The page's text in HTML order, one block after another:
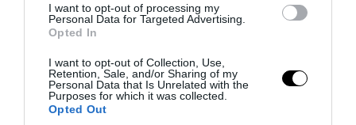
I want to opt-out of processing my
Personal Data for Targeted Advertising.
Opted In
I want to opt-out of Collection, Use,
Retention, Sale, and/or Sharing of my
Personal Data that Is Unrelated with the
Purposes for which it was collected.
Opted Out
PRONEWS.GR /ΕΣΩΤΕΡΙΚΗ ΑΣΦΑΛΕΙΑ
Λευκάδα: Χειροπέδες σε 58χρονο
Γερμανό μετά από καταγγελία της